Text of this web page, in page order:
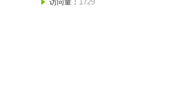
访问量： 1729